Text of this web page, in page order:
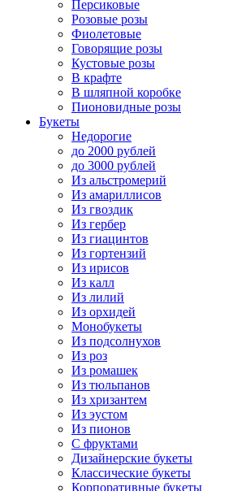
Персиковые
Розовые розы
Фиолетовые
Говорящие розы
Кустовые розы
В крафте
В шляпной коробке
Пионовидные розы
Букеты
Недорогие
до 2000 рублей
до 3000 рублей
Из альстромерий
Из амариллисов
Из гвоздик
Из гербер
Из гиацинтов
Из гортензий
Из ирисов
Из калл
Из лилий
Из орхидей
Монобукеты
Из подсолнухов
Из роз
Из ромашек
Из тюльпанов
Из хризантем
Из эустом
Из пионов
С фруктами
Дизайнерские букеты
Классические букеты
Корпоративные букеты